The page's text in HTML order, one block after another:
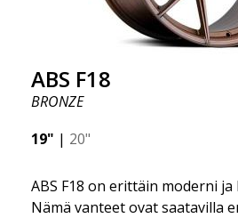
ABS F18
BRONZE
19" | 20"
ABS F18 on erittäin moderni ja
Nämä vanteet ovat saatavilla